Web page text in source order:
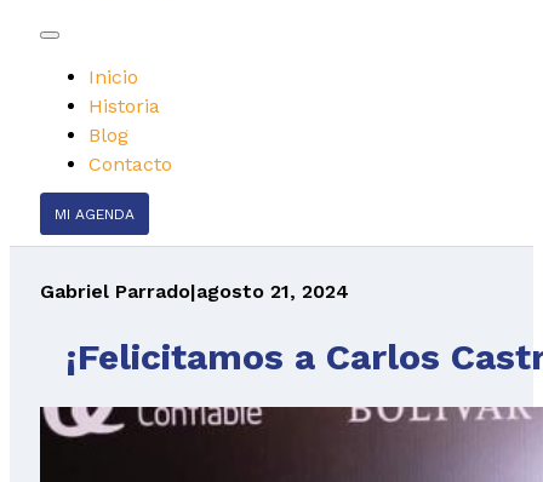
Inicio
Historia
Blog
Contacto
MI AGENDA
Gabriel Parrado|agosto 21, 2024
¡Felicitamos a Carlos